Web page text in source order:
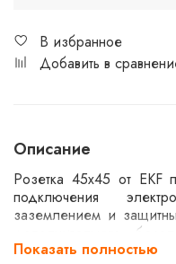
В избранное
Добавить в
Описание
Розетка 45х45 от EKF
подключения
заземлением и
дополнительную
подключения
Показать полностью